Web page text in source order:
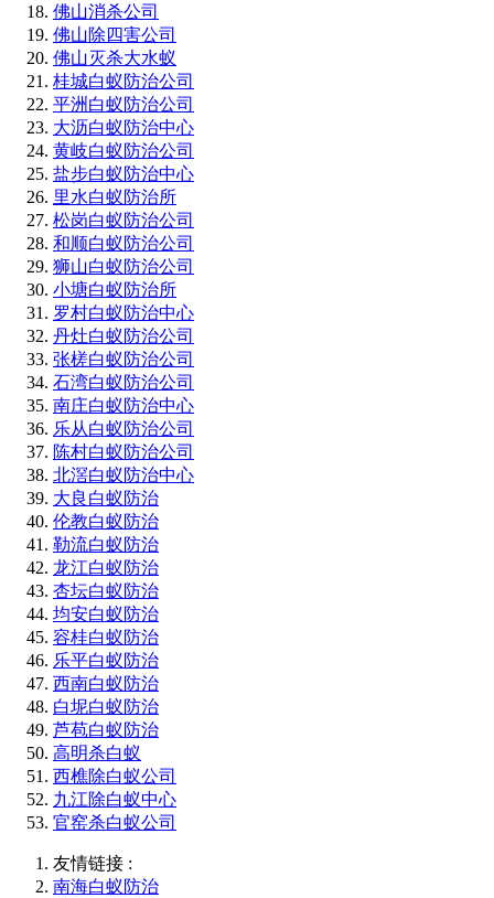
佛山消杀公司
佛山除四害公司
佛山灭杀大水蚁
桂城白蚁防治公司
平洲白蚁防治公司
大沥白蚁防治中心
黄岐白蚁防治公司
盐步白蚁防治中心
里水白蚁防治所
松岗白蚁防治公司
和顺白蚁防治公司
狮山白蚁防治公司
小塘白蚁防治所
罗村白蚁防治中心
丹灶白蚁防治公司
张槎白蚁防治公司
石湾白蚁防治公司
南庄白蚁防治中心
乐从白蚁防治公司
陈村白蚁防治公司
北滘白蚁防治中心
大良白蚁防治
伦教白蚁防治
勒流白蚁防治
龙江白蚁防治
杏坛白蚁防治
均安白蚁防治
容桂白蚁防治
乐平白蚁防治
西南白蚁防治
白坭白蚁防治
芦苞白蚁防治
高明杀白蚁
西樵除白蚁公司
九江除白蚁中心
官窑杀白蚁公司
友情链接 :
南海白蚁防治